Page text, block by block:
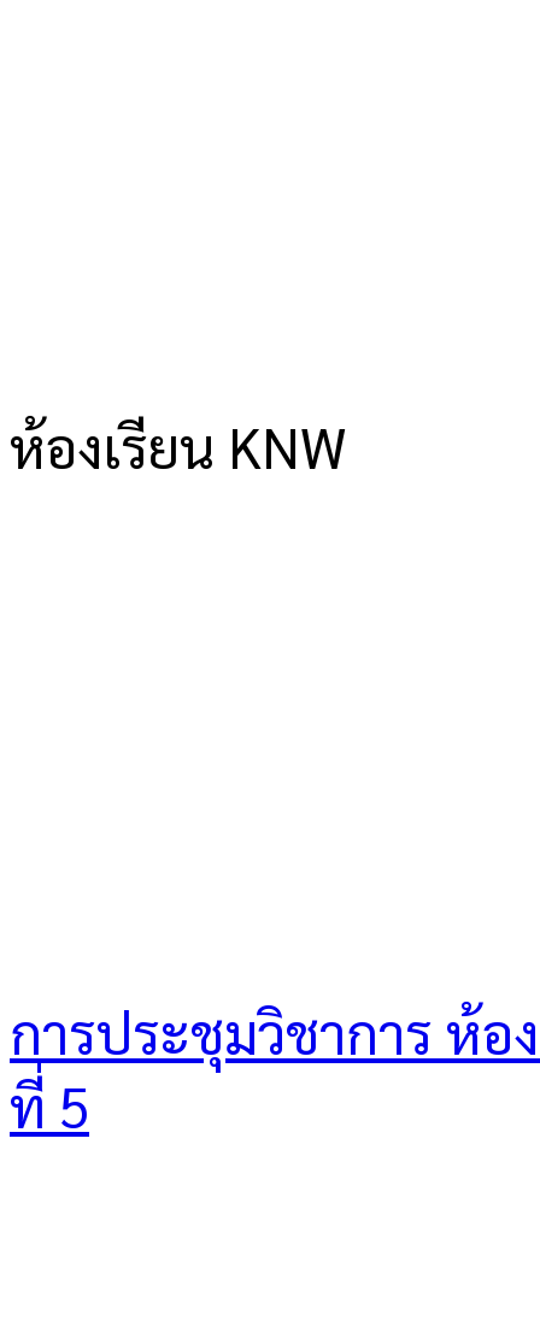
ห้องเรียน KNW
การประชุมวิชาการ ห้อ
ที่ 5